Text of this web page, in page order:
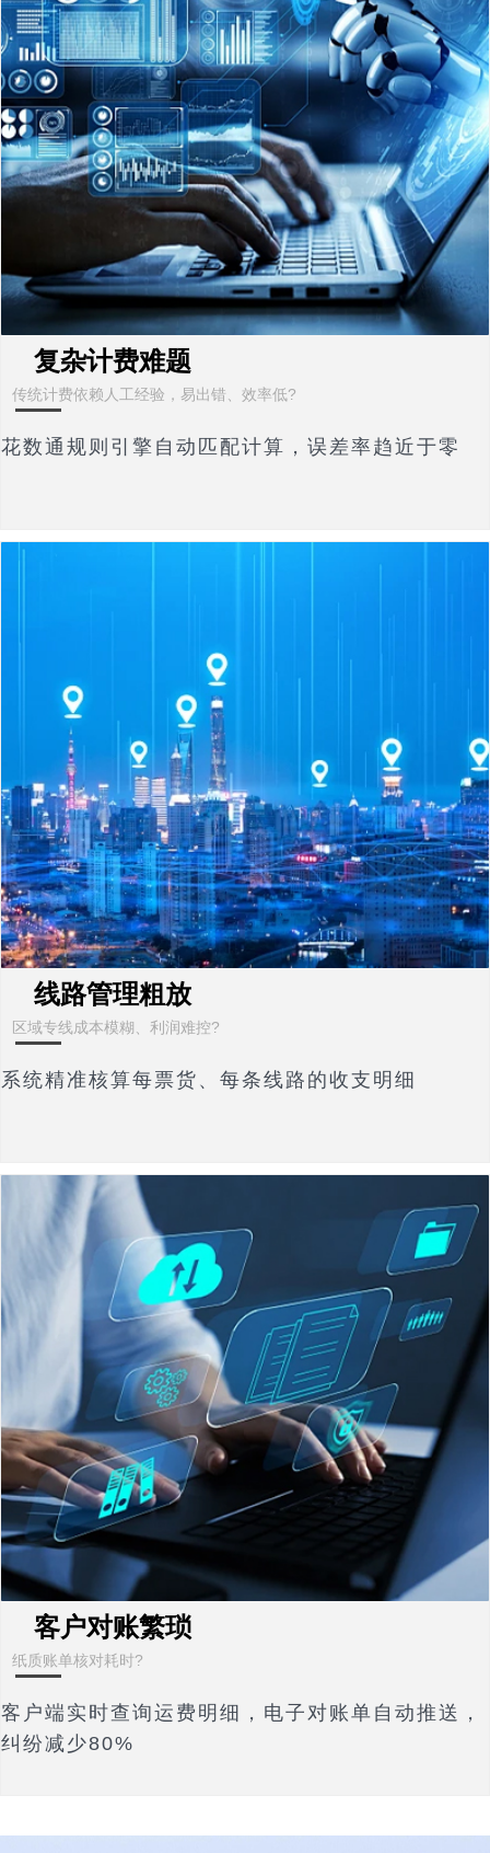
复杂计费难题
传统计费依赖人工经验，易出错、效率低?
花数通规则引擎自动匹配计算，误差率趋近于零
线路管理粗放
区域专线成本模糊、利润难控?
系统精准核算每票货、每条线路的收支明细
客户对账繁琐
纸质账单核对耗时?
客户端实时查询运费明细，电子对账单自动推送，
纠纷减少80%